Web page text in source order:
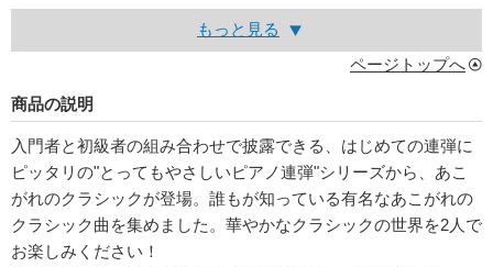
もっと見る
ページトップへ
商品の説明
入門者と初級者の組み合わせで披露できる、はじめての連弾に
ピッタリの"とってもやさしいピアノ連弾"シリーズから、あこ
がれのクラシックが登場。誰もが知っている有名なあこがれの
クラシック曲を集めました。華やかなクラシックの世界を2人で
お楽しみください！